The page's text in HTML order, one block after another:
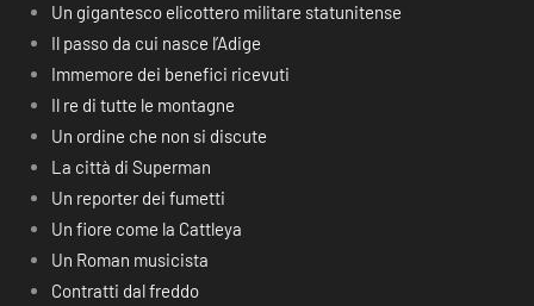
Un gigantesco elicottero militare statunitense
Il passo da cui nasce l’Adige
Immemore dei benefici ricevuti
Il re di tutte le montagne
Un ordine che non si discute
La città di Superman
Un reporter dei fumetti
Un fiore come la Cattleya
Un Roman musicista
Contratti dal freddo